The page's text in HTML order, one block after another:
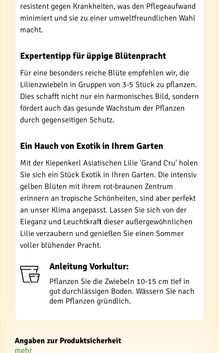
resistent gegen Krankheiten, was den Pflegeaufwand
minimiert und sie zu einer umweltfreundlichen Wahl
macht.
Expertentipp für üppige Blütenpracht
Für eine besonders reiche Blüte empfehlen wir, die
Lilienzwiebeln in Gruppen von 3-5 Stück zu pflanzen.
Dies schafft nicht nur ein harmonisches Bild, sondern
fördert auch das gesunde Wachstum der Pflanzen
durch gegenseitigen Schutz.
Ein Hauch von Exotik in Ihrem Garten
Mit der Kiepenkerl Asiatischen Lilie 'Grand Cru' holen
Sie sich ein Stück Exotik in Ihren Garten. Die intensiv
gelben Blüten mit ihrem rot-braunen Zentrum
erinnern an tropische Schönheiten, sind aber perfekt
an unser Klima angepasst. Lassen Sie sich von der
Eleganz und Leuchtkraft dieser außergewöhnlichen
Lilie verzaubern und genießen Sie einen Sommer
voller blühender Pracht.
Anleitung Vorkultur:
Pflanzen Sie die Zwiebeln 10-15 cm tief in
gut durchlässigen Boden. Wässern Sie nach
dem Pflanzen gründlich.
Angaben zur Produktsicherheit
mehr